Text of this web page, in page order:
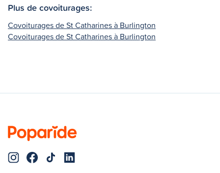
Plus de covoiturages:
Covoiturages de St Catharines à Burlington
Covoiturages de St Catharines à Burlington